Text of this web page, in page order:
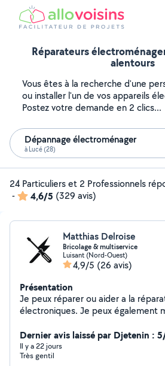
Réparateurs
alentours
Vous êtes à la recherche d'une
ou installer l'un de vos appareils
Postez votre demande en 2 clics...
Dépannage électroménager
à Lucé (28)
24 Particuliers et 2 Professionnels
-
4,6/5 (329 avis)
Matthias Delroise
Bricolage & multiservice
Luisant (Nord-Ouest)
4,9/5 (26 avis)
Présentation
Je peux réparer ou aider a la
électroniques. Je peux également
véhicule. Et entretien simple de
Dernier avis laissé par Djetenin :
Il y a 22 jours
Très gentil